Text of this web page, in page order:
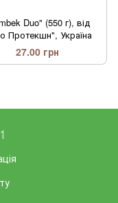
Duo" (550 г), від
Протекшн", Україна
27.00 грн